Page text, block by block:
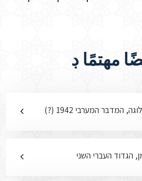
مهتمًا ڊ
המדבר המערבי 1942 (?)
הגדוד העברי השני